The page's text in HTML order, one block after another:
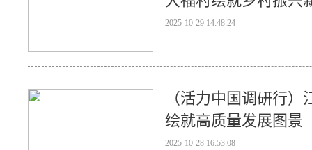
2025-10-29 14:48:24
（活力中国调研行
绘就高质量发展图景
2025-10-28 16:53:08